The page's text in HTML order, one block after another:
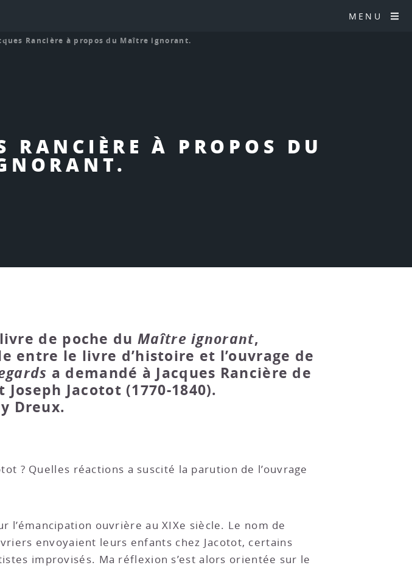
MENU
RANCIÈRE À PROPOS DU
Rancière à propos du Maître ignorant.
de poche du Maître ignorant,
le livre d’histoire et l’ouvrage de
a demandé à Jacques Rancière de
Jacotot (1770-1840).
Dreux.
? Quelles réactions a suscité la parution de l’ouvrage
l’émancipation ouvrière au XIXe siècle. Le nom de
envoyaient leurs enfants chez Jacotot, certains
improvisés. Ma réflexion s’est alors orientée sur le